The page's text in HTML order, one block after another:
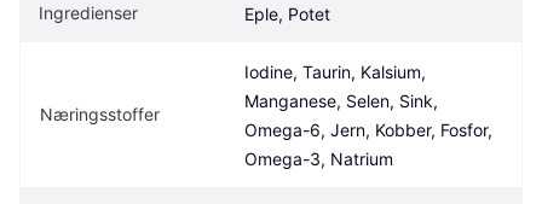
Ingredienser Eple, Potet
Næringsstoffer
Iodine, Taurin, Kalsium,
Manganese, Selen, Sink,
Omega-6, Jern, Kobber, Fosfor,
Omega-3, Natrium